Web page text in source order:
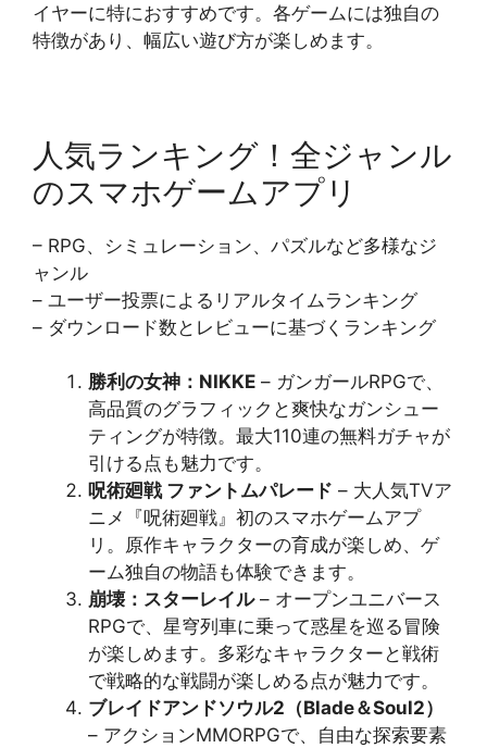
イヤーに特におすすめです。各ゲームには独自の
特徴があり、幅広い遊び方が楽しめます。
人気ランキング！全ジャンル
のスマホゲームアプリ
– RPG、シミュレーション、パズルなど多様なジ
ャンル
– ユーザー投票によるリアルタイムランキング
– ダウンロード数とレビューに基づくランキング
勝利の女神：NIKKE – ガンガールRPGで、
高品質のグラフィックと爽快なガンシュー
ティングが特徴。最大110連の無料ガチャが
引ける点も魅力です​​。
呪術廻戦 ファントムパレード – 大人気TVア
ニメ『呪術廻戦』初のスマホゲームアプ
リ。原作キャラクターの育成が楽しめ、ゲ
ーム独自の物語も体験できます​​​​。
崩壊：スターレイル– オープンユニバース
RPGで、星穹列車に乗って惑星を巡る冒険
が楽しめます。多彩なキャラクターと戦術
で戦略的な戦闘が楽しめる点が魅力です​​​​。
ブレイドアンドソウル2（Blade＆Soul2）
– アクションMMORPGで、自由な探索要素